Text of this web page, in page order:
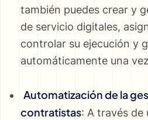
también puedes crear y
de servicio digitales,
controlar su ejecución y
automáticamente una
Automatización de la
contratistas: A través de